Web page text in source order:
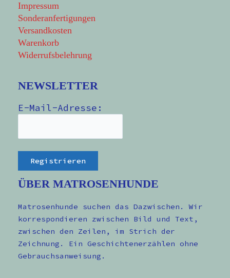
Impressum
Sonderanfertigungen
Versandkosten
Warenkorb
Widerrufsbelehrung
NEWSLETTER
E-Mail-Adresse:
ÜBER MATROSENHUNDE
Matrosenhunde suchen das Dazwischen. Wir
korrespondieren zwischen Bild und Text,
zwischen den Zeilen, im Strich der
Zeichnung. Ein Geschichtenerzählen ohne
Gebrauchsanweisung.